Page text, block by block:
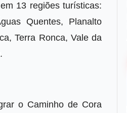
13 regiões turísticas:
Quentes, Planalto
Terra Ronca, Vale da
o Caminho de Cora